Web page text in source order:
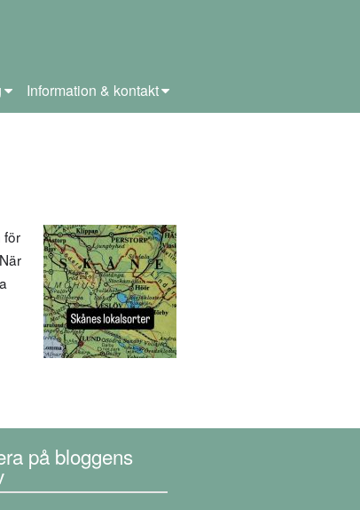
Information & kontakt
för
på bloggens